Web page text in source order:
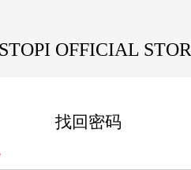
OFFICIAL
找回密码